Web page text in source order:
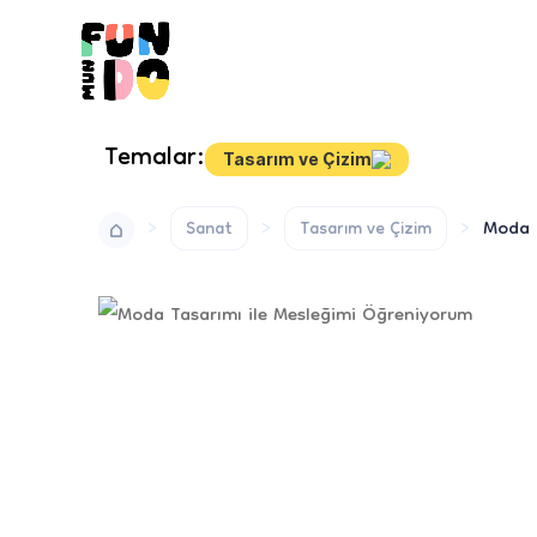
Temalar: Tasarım ve Çizim
Sanat Tasarım ve Çizim Moda